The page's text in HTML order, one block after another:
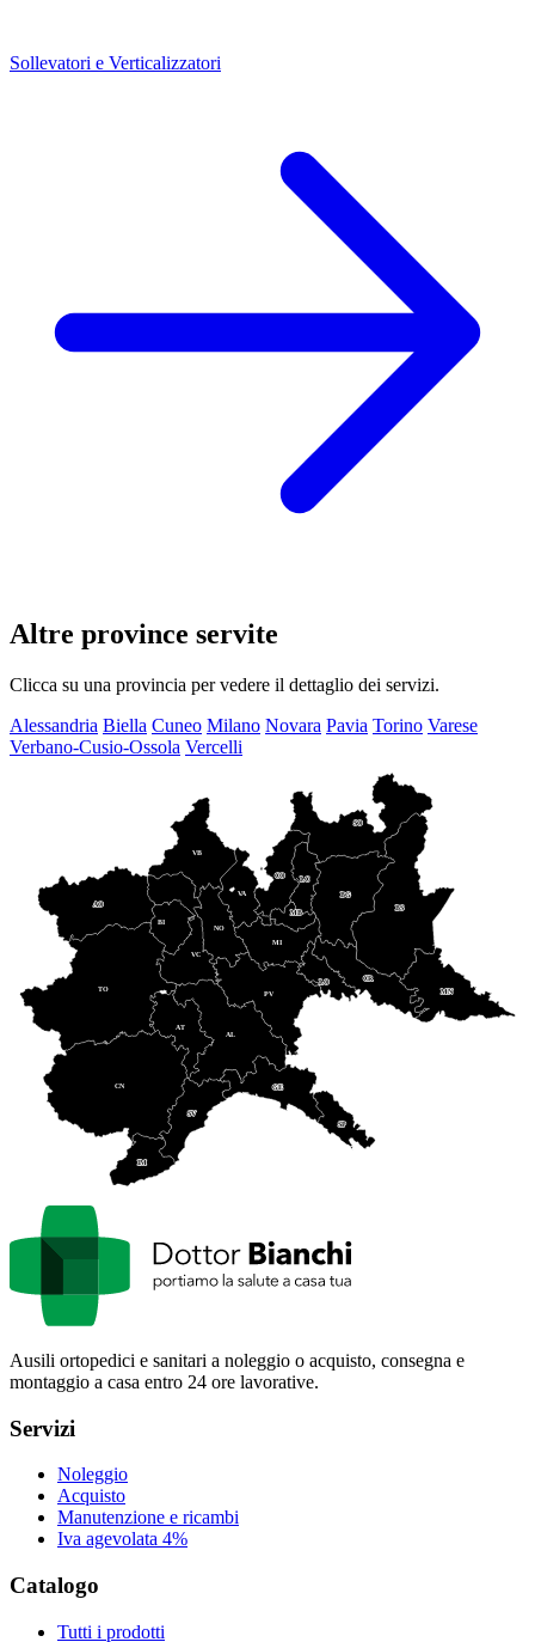
Sollevatori e Verticalizzatori
Altre province servite
Clicca su una provincia per vedere il dettaglio dei servizi.
Alessandria Biella Cuneo Milano Novara Pavia Torino Varese
Verbano-Cusio-Ossola Vercelli
TO
VC
NO
CN
AT
AL
BI
VB
AO
VA
CO
SO
MI
BG
BS
PV
CR
MN
LC
LO
MB
IM
SV
GE
SP
Ausili ortopedici e sanitari a noleggio o acquisto, consegna e
montaggio a casa entro 24 ore lavorative.
Servizi
Noleggio
Acquisto
Manutenzione e ricambi
Iva agevolata 4%
Catalogo
Tutti i prodotti